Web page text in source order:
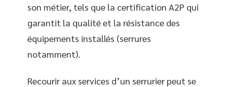
son métier, tels que la certification A2P qui
garantit la qualité et la résistance des
équipements installés (serrures
notamment).
Recourir aux services d’un serrurier peut se